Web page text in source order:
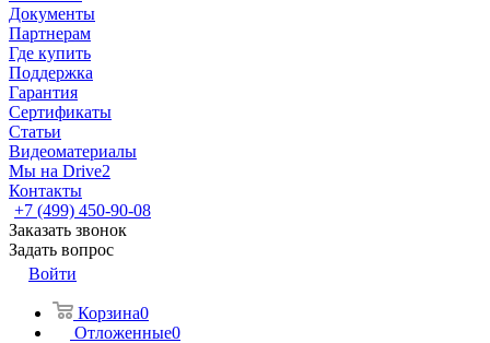
Документы
Партнерам
Где купить
Поддержка
Гарантия
Сертификаты
Статьи
Видеоматериалы
Мы на Drive2
Контакты
+7 (499) 450-90-08
Заказать звонок
Задать вопрос
Войти
Корзина0
Отложенные0